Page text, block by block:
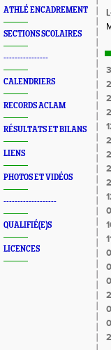
ATHLÉ ENCADREMENT
SECTIONS SCOLAIRES
----------------
CALENDRIERS
RECORDS ACLAM
RÉSULTATS ET BILANS
LIENS
PHOTOS ET VIDÉOS
-------------------
QUALIFIÉ(E)S
LICENCES